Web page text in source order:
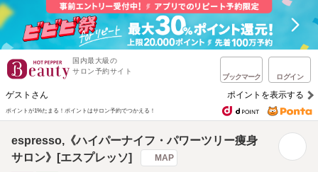
国内最大級の
サロン予約サイト
ブックマーク ログイン
ゲストさん ポイントを表示する
ポイントが1%たまる！ ポイントはサロン予約でつかえる！
espresso,《ハイパーナイフ・パワーツリー痩身
サロン》[エスプレッソ]
MAP